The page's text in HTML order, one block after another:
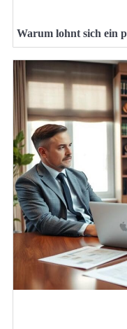
Warum lohnt sich ein